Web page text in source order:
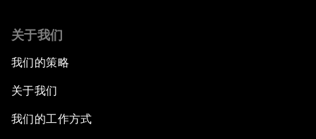
关于我们
我们的策略
关于我们
我们的工作方式